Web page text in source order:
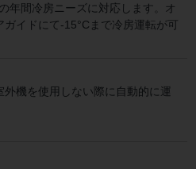
年間冷房ニーズに対応します。オ
ガイドにて-15°Cまで冷房運転が可
外機を使用しない際に自動的に運